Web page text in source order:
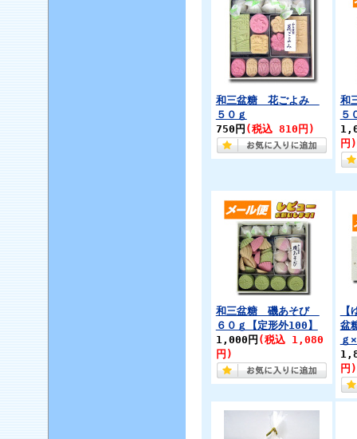
和三盆糖 花ごよみ
５０ｇ
750円 (税込 810円)
和
５
円)
和三盆糖 磯あそび
６０ｇ【定形外100】
1,000円 (税込 1,080
円)
盆
ｇ
円)